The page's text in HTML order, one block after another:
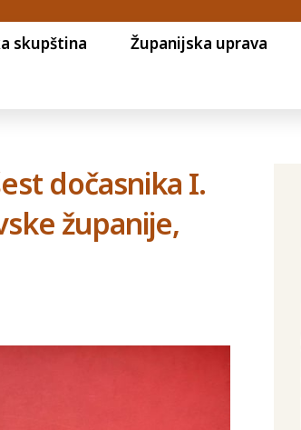
skupština Županijska uprava
dočasnika I.
županije,